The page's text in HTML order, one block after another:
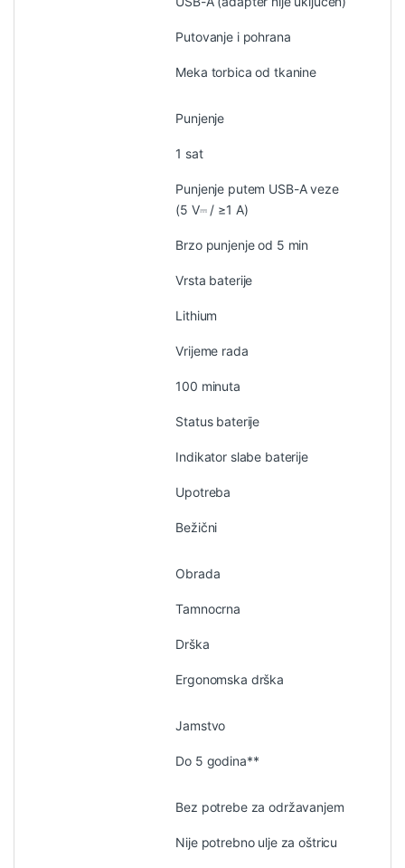
Putovanje i pohrana
Meka torbica od tkanine
Punjenje
1 sat
Punjenje putem USB-A veze
(5 V⎓ / ≥1 A)
Brzo punjenje od 5 min
Vrsta baterije
Lithium
Vrijeme rada
100 minuta
Status baterije
Indikator slabe baterije
Upotreba
Bežični
Obrada
Tamnocrna
Drška
Ergonomska drška
Jamstvo
Do 5 godina**
Bez potrebe za održavanjem
Nije potrebno ulje za oštricu